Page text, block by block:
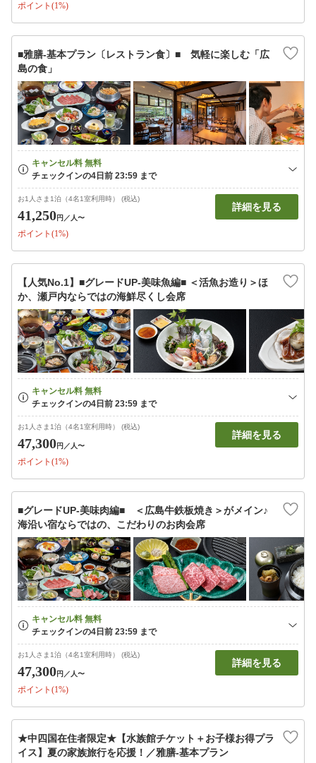
ポイント(1%)
■雅膳‐基本プラン〔レストラン食〕■ 気軽に楽しむ「広
島の食」
お1人さま1泊（4名1室利用時） (税込)
41,250円 ／人〜
ポイント(1%)
詳細を見る
【人気No.1】■グレードUP‐美味魚編■ ＜活魚お造り＞ほ
か、瀬戸内ならではの海鮮尽くし会席
お1人さま1泊（4名1室利用時） (税込)
47,300円 ／人〜
ポイント(1%)
詳細を見る
■グレードUP‐美味肉編■ ＜広島牛鉄板焼き＞がメイン♪
海沿い宿ならではの、こだわりのお肉会席
お1人さま1泊（4名1室利用時） (税込)
47,300円 ／人〜
ポイント(1%)
詳細を見る
★中四国在住者限定★【水族館チケット＋お子様お得プラ
イス】夏の家族旅行を応援！／雅膳‐基本プラン